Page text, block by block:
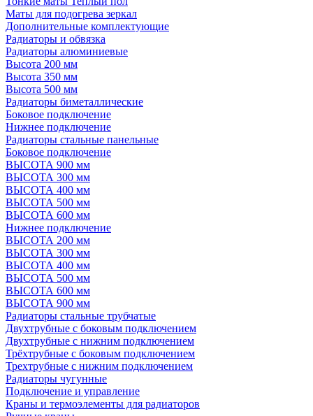
Маты для подогрева зеркал
Дополнительные комплектующие
Радиаторы и обвязка
Радиаторы алюминиевые
Высота 200 мм
Высота 350 мм
Высота 500 мм
Радиаторы биметаллические
Боковое подключение
Нижнее подключение
Радиаторы стальные панельные
Боковое подключение
ВЫСОТА 900 мм
ВЫСОТА 300 мм
ВЫСОТА 400 мм
ВЫСОТА 500 мм
ВЫСОТА 600 мм
Нижнее подключение
ВЫСОТА 200 мм
ВЫСОТА 300 мм
ВЫСОТА 400 мм
ВЫСОТА 500 мм
ВЫСОТА 600 мм
ВЫСОТА 900 мм
Радиаторы стальные трубчатые
Двухтрубные с боковым подключением
Двухтрубные с нижним подключением
Трёхтрубные с боковым подключением
Трехтрубные с нижним подключением
Радиаторы чугунные
Подключение и управление
Краны и термоэлементы для радиаторов